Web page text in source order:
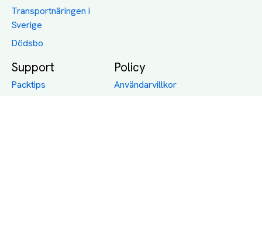
Transportnäringen i
Sverige
Dödsbo
Support
Packtips
Policy
Användarvillkor